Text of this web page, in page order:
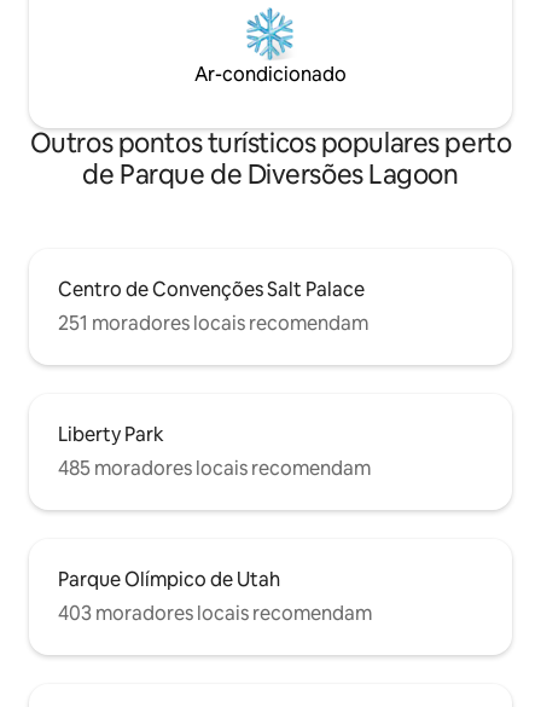
Ar-condicionado
Outros pontos turísticos populares perto
de Parque de Diversões Lagoon
Centro de Convenções Salt Palace
251 moradores locais recomendam
Liberty Park
485 moradores locais recomendam
Parque Olímpico de Utah
403 moradores locais recomendam